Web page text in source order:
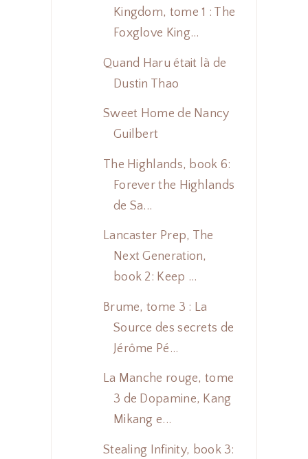
Kingdom, tome 1 : The
Foxglove King...
Quand Haru était là de
Dustin Thao
Sweet Home de Nancy
Guilbert
The Highlands, book 6:
Forever the Highlands
de Sa...
Lancaster Prep, The
Next Generation,
book 2: Keep ...
Brume, tome 3 : La
Source des secrets de
Jérôme Pé...
La Manche rouge, tome
3 de Dopamine, Kang
Mikang e...
Stealing Infinity, book 3: